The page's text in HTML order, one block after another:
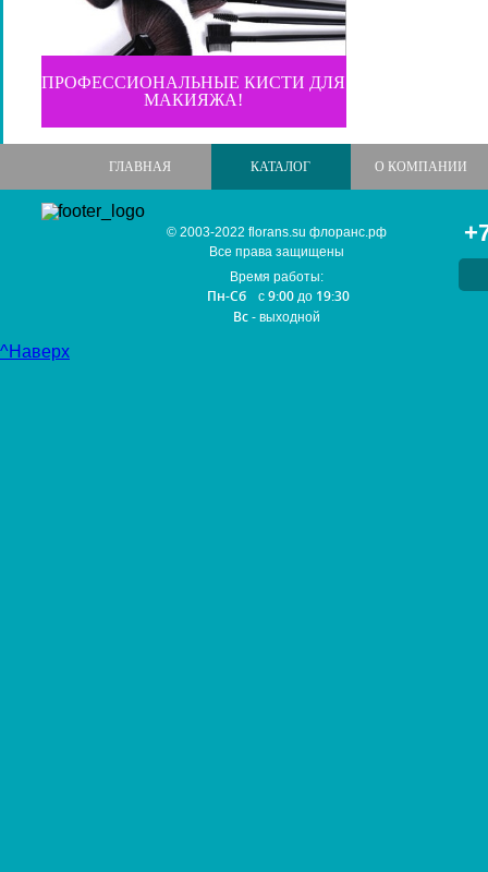
ПРОФЕССИОНАЛЬНЫЕ КИСТИ ДЛЯ
МАКИЯЖА!
ГЛАВНАЯ КАТАЛОГ О КОМПАНИИ
© 2003-2022 florans.su флоранс.рф
Все права защищены
Время работы:
Пн-Сб с9:00 до 19:30
Вс - выходной
^Наверх